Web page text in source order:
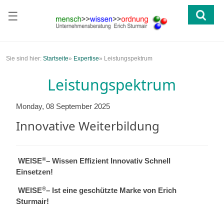
☰
Sie sind hier: Startseite» Expertise» Leistungspektrum
Leistungspektrum
Monday, 08 September 2025
Innovative Weiterbildung
WEISE®– Wissen Effizient Innovativ Schnell
Einsetzen!
WEISE®– Ist eine geschützte Marke von Erich
Sturmair!